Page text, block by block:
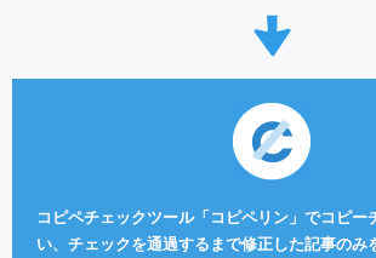
コピペチェックツール「コピペリン」でコピー
い、チェックを通過するまで修正した記事のみ